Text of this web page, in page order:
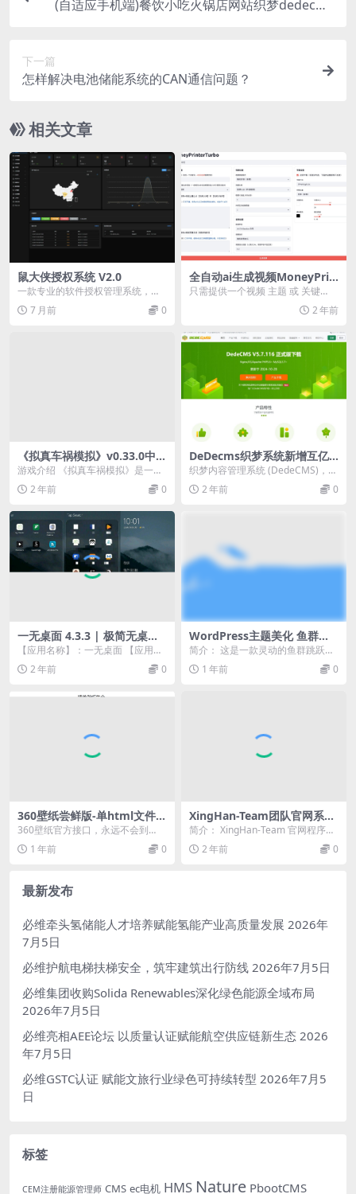
(自适应手机端)餐饮小吃火锅店网站织梦dedecms
下一篇
怎样解决电池储能系统的CAN通信问题？
相关文章
鼠大侠授权系统 V2.0
一款专业的软件授权管理系统，支
持多软件管理、卡密授权、设备绑
定、在线监控等功能。...
7 月前 0
全自动ai生成视频MoneyPrin
terTurbo源码
只需提供一个视频 主题 或 关键
词，就可以全自动生成视频文案、
2 年前
《拟真车祸模拟》v0.33.0中文
版
游戏介绍 《拟真车祸模拟》是一款
BeamNG采用最真实的物理引擎开
发并发行的模拟...
2 年前 0
DeDecms织梦系统新增互亿
无线短信插件及安装说明【V
5.7】
织梦内容管理系统 (DedeCMS)，它
将成为您轻松建站的利器。 采用X
ML名字...
2 年前 0
一无桌面 4.3.3 | 极简无桌面
启动器，轻量高效
【应用名称】：一无桌面 【应用版
本】：4.3.3 【应用大小】：2.1M
【适用...
2 年前 0
WordPress主题美化 鱼群跳
跃动画区块
简介： 这是一款灵动的鱼群跳跃W
ordPress区块，采用JS技术，通过c
anv...1 年前 0
360壁纸尝鲜版-单html文件可
运营1.3版
360壁纸官方接口，永远不会到
期。这个版本是之前还没构思好要
写成什么样子，就先把...
1 年前 0
XingHan-Team团队官网系统
源码 全开源
简介： XingHan-Team 官网程序是
一个现代化的企业官网管理系统，
由星涵...
2 年前 0
最新发布
必维牵头氢储能人才培养赋能氢能产业高质量发展 2026年
7月5日
必维护航电梯扶梯安全，筑牢建筑出行防线 2026年7月5日
必维集团收购Solida Renewables深化绿色能源全域布局
2026年7月5日
必维亮相AEE论坛 以质量认证赋能航空供应链新生态 2026
年7月5日
必维GSTC认证 赋能文旅行业绿色可持续转型 2026年7月5
日
标签
CEM注册能源管理师 CMS ec电机 HMS Nature PbootCMS